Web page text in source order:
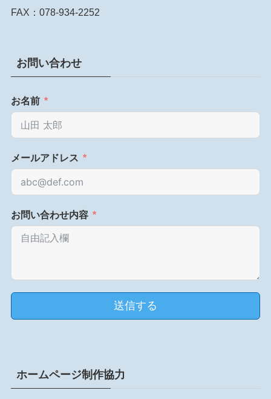
FAX：078-934-2252
お問い合わせ
お名前
メールアドレス
お問い合わせ内容
送信する
ホームページ制作協力